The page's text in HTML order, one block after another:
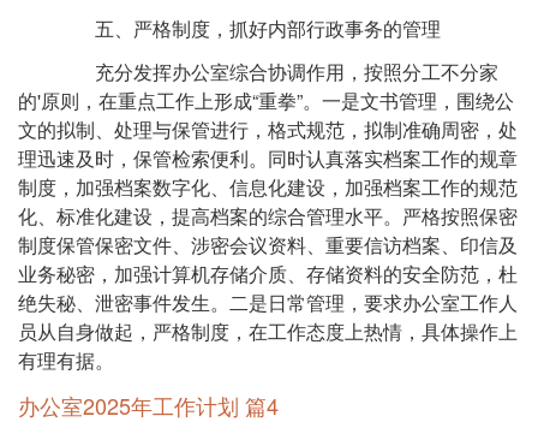
五、严格制度，抓好内部行政事务的管理
充分发挥办公室综合协调作用，按照分工不分家
的'原则，在重点工作上形成“重拳”。一是文书管理，围绕公
文的拟制、处理与保管进行，格式规范，拟制准确周密，处
理迅速及时，保管检索便利。同时认真落实档案工作的规章
制度，加强档案数字化、信息化建设，加强档案工作的规范
化、标准化建设，提高档案的综合管理水平。严格按照保密
制度保管保密文件、涉密会议资料、重要信访档案、印信及
业务秘密，加强计算机存储介质、存储资料的安全防范，杜
绝失秘、泄密事件发生。二是日常管理，要求办公室工作人
员从自身做起，严格制度，在工作态度上热情，具体操作上
有理有据。
办公室2025年工作计划 篇4